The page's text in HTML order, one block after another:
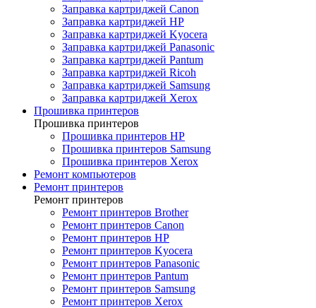
Заправка картриджей Canon
Заправка картриджей HP
Заправка картриджей Kyocera
Заправка картриджей Panasonic
Заправка картриджей Pantum
Заправка картриджей Ricoh
Заправка картриджей Samsung
Заправка картриджей Xerox
Прошивка принтеров
Прошивка принтеров
Прошивка принтеров HP
Прошивка принтеров Samsung
Прошивка принтеров Xerox
Ремонт компьютеров
Ремонт принтеров
Ремонт принтеров
Ремонт принтеров Brother
Ремонт принтеров Canon
Ремонт принтеров HP
Ремонт принтеров Kyocera
Ремонт принтеров Panasonic
Ремонт принтеров Pantum
Ремонт принтеров Samsung
Ремонт принтеров Xerox